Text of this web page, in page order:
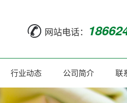
网站电话：
行业动态 公司简介 联